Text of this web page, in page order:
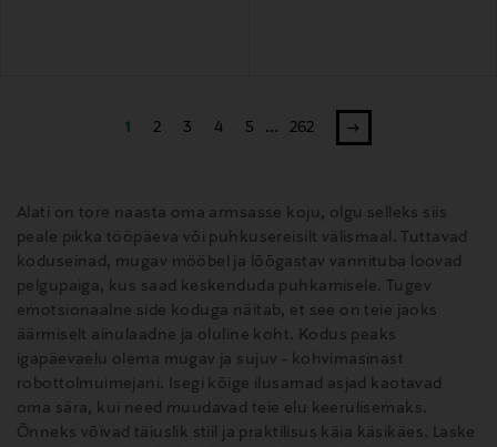
1 2 3 4 5 ... 262
Alati on tore naasta oma armsasse koju, olgu selleks siis
peale pikka tööpäeva või puhkusereisilt välismaal. Tuttavad
koduseinad, mugav mööbel ja lõõgastav vannituba loovad
pelgupaiga, kus saad keskenduda puhkamisele. Tugev
emotsionaalne side koduga näitab, et see on teie jaoks
äärmiselt ainulaadne ja oluline koht. Kodus peaks
igapäevaelu olema mugav ja sujuv - kohvimasinast
robottolmuimejani. Isegi kõige ilusamad asjad kaotavad
oma sära, kui need muudavad teie elu keerulisemaks.
Õnneks võivad täiuslik stiil ja praktilisus käia käsikäes. Laske